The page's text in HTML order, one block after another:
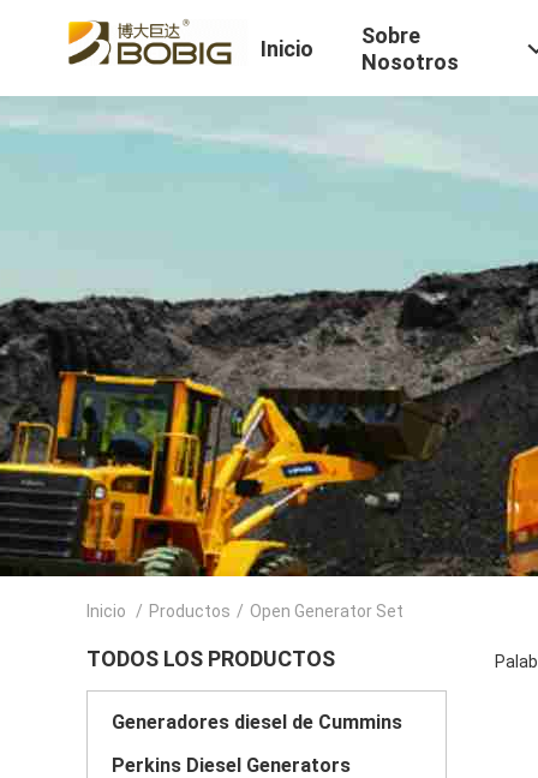
Inicio
Sobre
Nosotros
Inicio / Productos / Open Generator Set
TODOS LOS PRODUCTOS
Generadores diesel de Cummins
Perkins Diesel Generators